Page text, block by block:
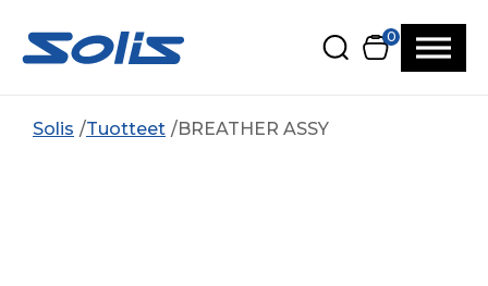
0
Solis Tuotteet BREATHER ASSY